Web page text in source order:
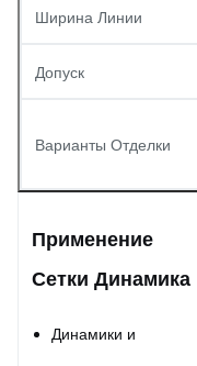
Ширина Линии
Допуск
Варианты Отделки
Применение
Сетки Динамика
Динамики и